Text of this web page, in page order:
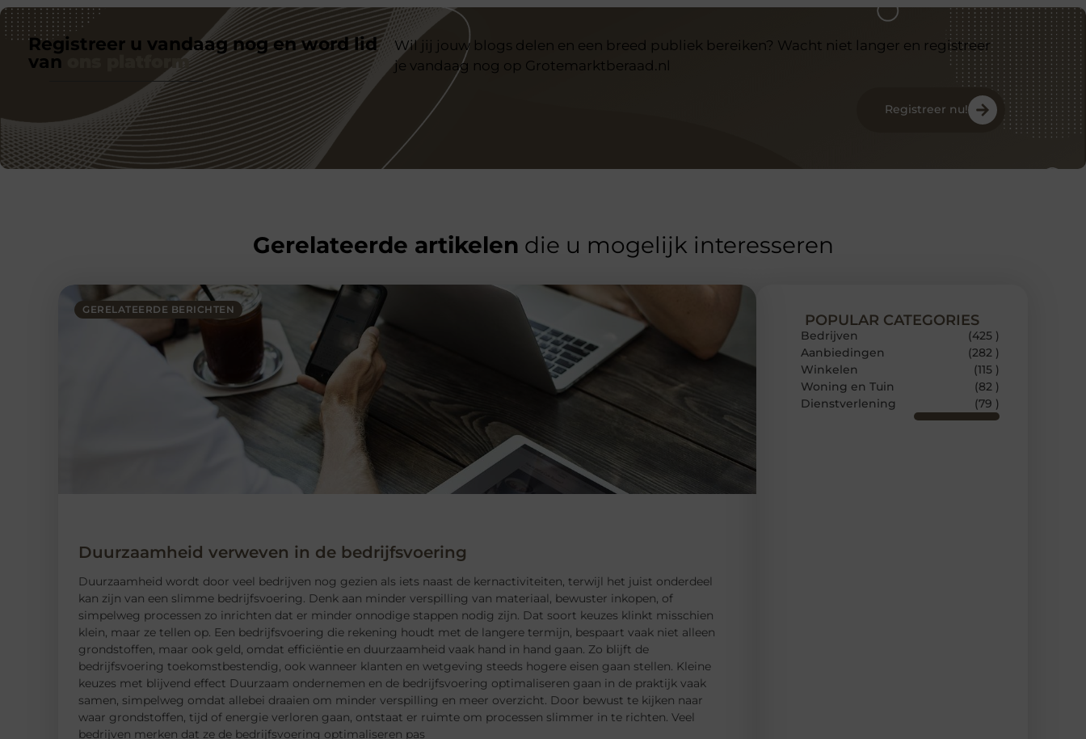
Registreer u vandaag nog en word lid
van
ons platform
Wil jij jouw blogs delen en een breed publiek bereiken? Wacht niet langer en registreer
je vandaag nog op Grotemarktberaad.nl
Registreer nu!
Gerelateerde artikelen die u mogelijk interesseren
GERELATEERDE BERICHTEN
Duurzaamheid verweven in de bedrijfsvoering
Duurzaamheid wordt door veel bedrijven nog gezien als iets naast de kernactiviteiten, terwijl het juist onderdeel
kan zijn van een slimme bedrijfsvoering. Denk aan minder verspilling van materiaal, bewuster inkopen, of
simpelweg processen zo inrichten dat er minder onnodige stappen nodig zijn. Dat soort keuzes klinkt misschien
klein, maar ze tellen op. Een bedrijfsvoering die rekening houdt met de langere termijn, bespaart vaak niet alleen
grondstoffen, maar ook geld, omdat efficiëntie en duurzaamheid vaak hand in hand gaan. Zo blijft de
bedrijfsvoering toekomstbestendig, ook wanneer klanten en wetgeving steeds hogere eisen gaan stellen. Kleine
keuzes met blijvend effect Duurzaam ondernemen en de bedrijfsvoering optimaliseren gaan in de praktijk vaak
samen, simpelweg omdat allebei draaien om minder verspilling en meer overzicht. Door bewust te kijken naar
waar grondstoffen, tijd of energie verloren gaan, ontstaat er ruimte om processen slimmer in te richten. Veel
bedrijven merken dat ze de bedrijfsvoering optimaliseren pas
POPULAR CATEGORIES
Bedrijven
(425 )
Aanbiedingen
(282 )
Winkelen
(115 )
Woning en Tuin
(82 )
Dienstverlening
(79 )